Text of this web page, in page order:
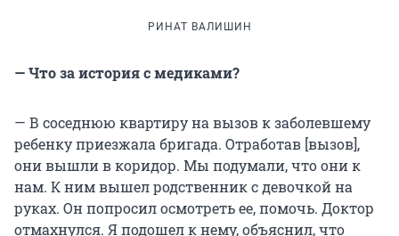
РИНАТ ВАЛИШИН
— Что за история с медиками?
— В соседнюю квартиру на вызов к заболевшему
ребенку приезжала бригада. Отработав [вызов],
они вышли в коридор. Мы подумали, что они к
нам. К ним вышел родственник с девочкой на
руках. Он попросил осмотреть ее, помочь. Доктор
отмахнулся. Я подошел к нему, объяснил, что